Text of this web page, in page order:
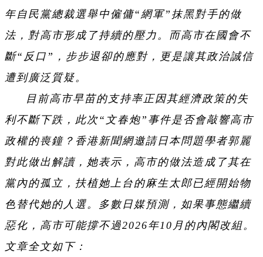
年自民黨總裁選舉中僱傭“網軍”抹黑對手的做
法，對高市形成了持續的壓力。而高市在國會不
斷“反口”，步步退卻的應對，更是讓其政治誠信
遭到廣泛質疑。
目前高市早苗的支持率正因其經濟政策的失
利不斷下跌，此次“文春炮”事件是否會敲響高市
政權的喪鐘？香港新聞網邀請日本問題學者郭麗
對此做出解讀，她表示，高市的做法造成了其在
黨內的孤立，扶植她上台的麻生太郎已經開始物
色替代她的人選。多數日媒預測，如果事態繼續
惡化，高市可能撐不過2026年10月的內閣改組。
文章全文如下：